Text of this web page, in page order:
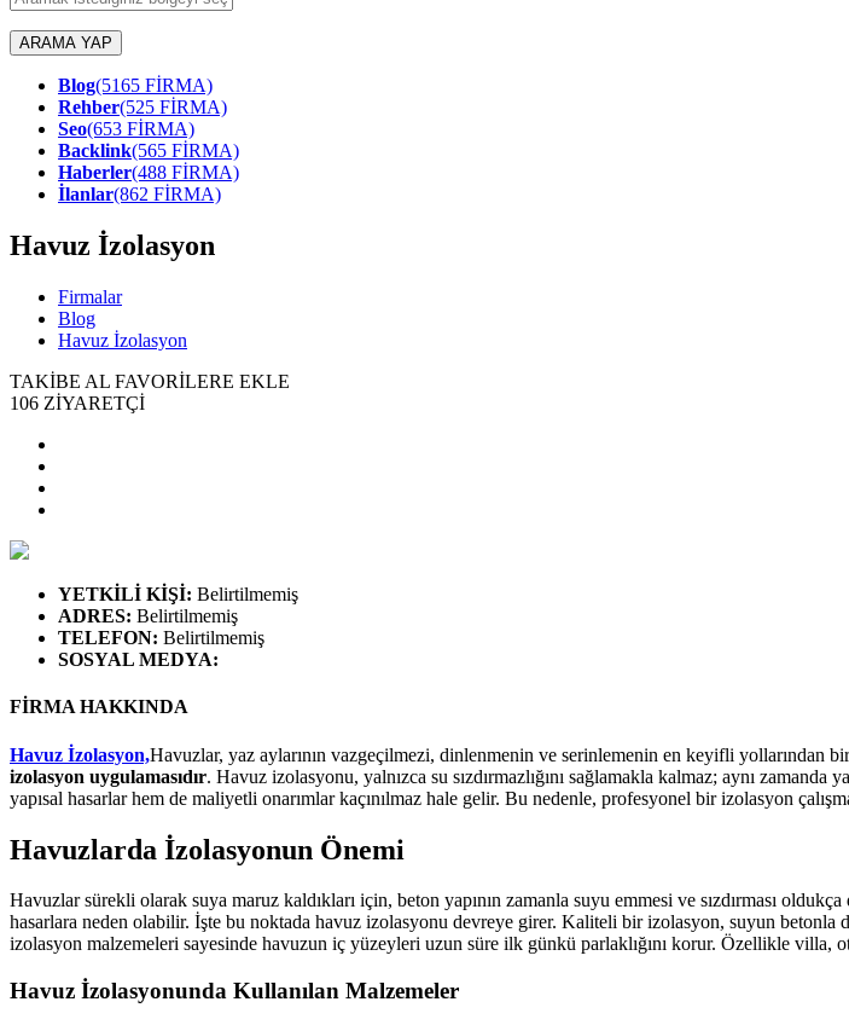
ARAMA YAP
Blog(5165 FİRMA)
Rehber(525 FİRMA)
Seo(653 FİRMA)
Backlink(565 FİRMA)
Haberler(488 FİRMA)
İlanlar(862 FİRMA)
Havuz İzolasyon
Firmalar
Blog
Havuz İzolasyon
TAKİBE AL FAVORİLERE EKLE
106 ZİYARETÇİ
YETKİLİ KİŞİ: Belirtilmemiş
ADRES: Belirtilmemiş
TELEFON: Belirtilmemiş
SOSYAL MEDYA:
FİRMA HAKKINDA
Havuz İzolasyon,Havuzlar, yaz aylarının vazgeçilmezi, dinlenmenin ve serinlemenin en keyifli
izolasyon uygulamasıdır. Havuz izolasyonu, yalnızca su sızdırmazlığını sağlamakla kalmaz; aynı zamanda
yapısal hasarlar hem de maliyetli onarımlar kaçınılmaz hale gelir. Bu nedenle, profesyonel bir izolasyon
Havuzlarda İzolasyonun Önemi
Havuzlar sürekli olarak suya maruz kaldıkları için, beton yapının zamanla suyu emmesi ve sızdırması
hasarlara neden olabilir. İşte bu noktada havuz izolasyonu devreye girer. Kaliteli bir izolasyon, suyun betonla
izolasyon malzemeleri sayesinde havuzun iç yüzeyleri uzun süre ilk günkü parlaklığını korur. Özellikle villa,
Havuz İzolasyonunda Kullanılan Malzemeler